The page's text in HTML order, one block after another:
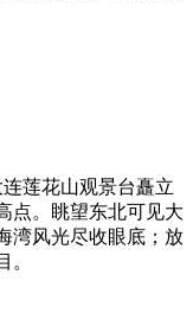
莲花山观景台矗立
点。眺望东北可见大
湾风光尽收眼底；放
。